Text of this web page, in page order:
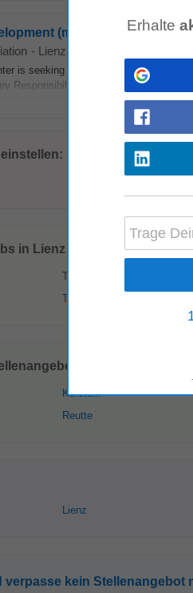
(m/f/d)
- Lienz
is seeking a Senior Expert
Responsibilities: • Delivertechnical
in Lienz – Ähnliche
Technische
Technische Ausbildung
– Weitere Orte:
Kufstein
Reutte
Lienz
verpasse kein Stellenangebot
Erhalte